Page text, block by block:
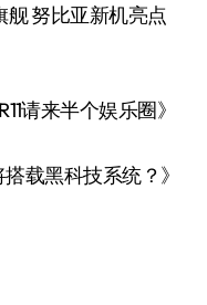
努比亚新机亮点
请来半个娱乐圈》
载黑科技系统？》